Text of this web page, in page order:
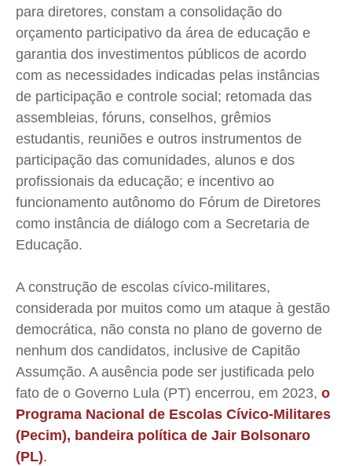
para diretores, constam a consolidação do
orçamento participativo da área de educação e
garantia dos investimentos públicos de acordo
com as necessidades indicadas pelas instâncias
de participação e controle social; retomada das
assembleias, fóruns, conselhos, grêmios
estudantis, reuniões e outros instrumentos de
participação das comunidades, alunos e dos
profissionais da educação; e incentivo ao
funcionamento autônomo do Fórum de Diretores
como instância de diálogo com a Secretaria de
Educação.
A construção de escolas cívico-militares,
considerada por muitos como um ataque à gestão
democrática, não consta no plano de governo de
nenhum dos candidatos, inclusive de Capitão
Assumção. A ausência pode ser justificada pelo
fato de o Governo Lula (PT) encerrou, em 2023, o
Programa Nacional de Escolas Cívico-Militares
(Pecim), bandeira política de Jair Bolsonaro
(PL).